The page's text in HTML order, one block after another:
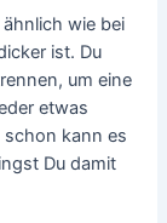
wie bei
ist. Du
um eine
etwas
kann es
Du damit